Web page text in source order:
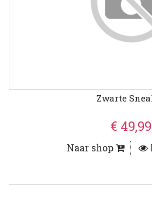
Zwarte
€ 49,99
Naar shop